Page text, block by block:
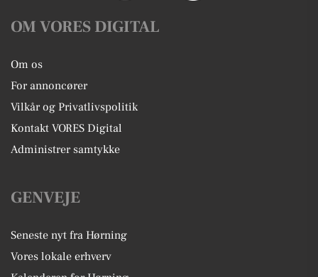
OM VORES DIGITAL
Om os
For annoncører
Vilkår og Privatlivspolitik
Kontakt VORES Digital
Administrer samtykke
GENVEJE
Seneste nyt fra Hørning
Vores lokale erhverv